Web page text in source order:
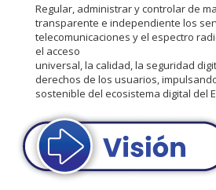
Regular, administrar y controlar de
transparente e independiente los
telecomunicaciones y el espectro
el acceso
universal, la calidad, la seguridad
derechos de los usuarios,
sostenible del ecosistema digital del